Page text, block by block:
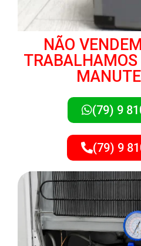
NÃO
(79) 9
(79) 9